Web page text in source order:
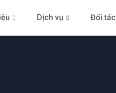
Dịch vụ Đối tác